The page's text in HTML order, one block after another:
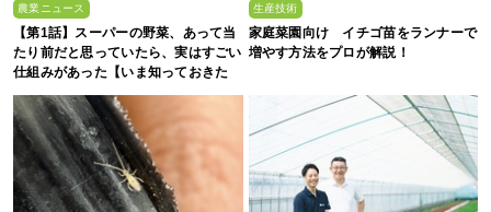
農業ニュース
【第1話】スーパーの野菜、あって当
たり前だと思っていたら、実はすごい
仕組みがあった【いま知っておきた
い、これからの”食”の話】
生産技術
家庭菜園向け イチゴ苗をランナーで
増やす方法をプロが解説！